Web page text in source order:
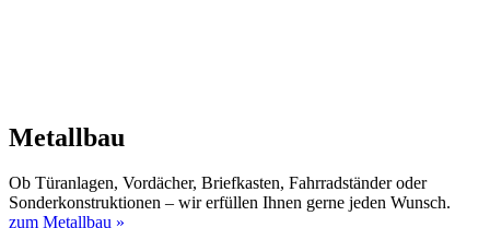
Metallbau
Ob Türanlagen, Vordächer, Briefkasten, Fahrradständer oder
Sonderkonstruktionen – wir erfüllen Ihnen gerne jeden Wunsch.
zum Metallbau »